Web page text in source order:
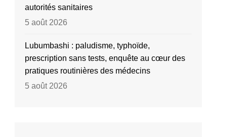
autorités sanitaires
5 août 2026
Lubumbashi : paludisme, typhoïde,
prescription sans tests, enquête au cœur des
pratiques routinières des médecins
5 août 2026